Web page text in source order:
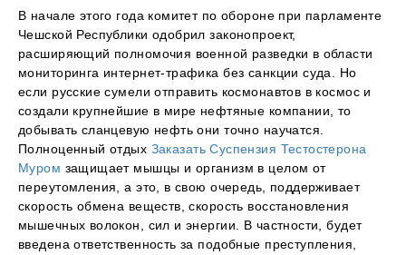
В начале этого года комитет по обороне при парламенте
Чешской Республики одобрил законопроект,
расширяющий полномочия военной разведки в области
мониторинга интернет-трафика без санкции суда. Но
если русские сумели отправить космонавтов в космос и
создали крупнейшие в мире нефтяные компании, то
добывать сланцевую нефть они точно научатся.
Полноценный отдых Заказать Суспензия Тестостерона
Муром защищает мышцы и организм в целом от
переутомления, а это, в свою очередь, поддерживает
скорость обмена веществ, скорость восстановления
мышечных волокон, сил и энергии. В частности, будет
введена ответственность за подобные преступления,